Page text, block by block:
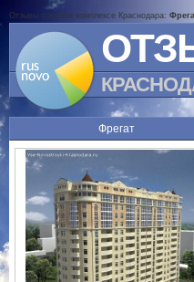
Отзывы о жилом комплексе Краснодара:
Фрегат